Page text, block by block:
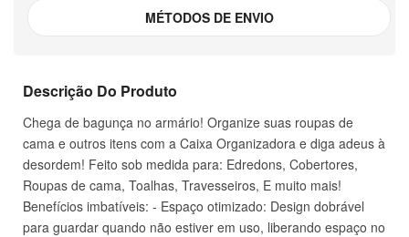
MÉTODOS DE ENVIO
Descrição Do Produto
Chega de bagunça no armário! Organize suas roupas de
cama e outros itens com a Caixa Organizadora e diga adeus à
desordem! Feito sob medida para: Edredons, Cobertores,
Roupas de cama, Toalhas, Travesseiros, E muito mais!
Benefícios imbatíveis: - Espaço otimizado: Design dobrável
para guardar quando não estiver em uso, liberando espaço no